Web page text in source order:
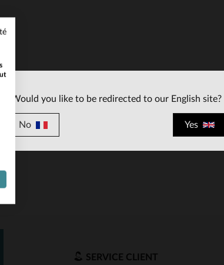
SERVICE CLIENT
Would you like to be redirected to our English site?
No Yes